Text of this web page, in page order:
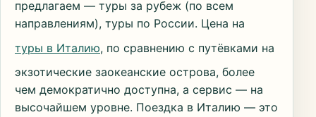
предлагаем — туры за рубеж (по всем
направлениям), туры по России. Цена на
туры в Италию, по сравнению с путёвками на
экзотические заокеанские острова, более
чем демократично доступна, а сервис — на
высочайшем уровне. Поездка в Италию — это